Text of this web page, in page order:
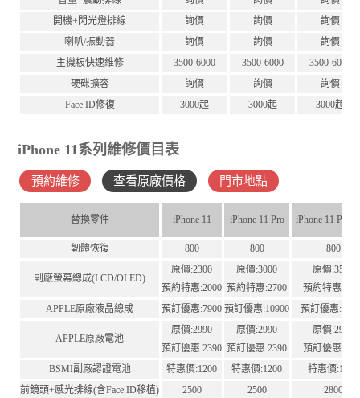
開機+閃光燈排線
詢價 詢價
詢價
喇叭/振動器
詢價 詢價
詢價
主機板快速維修
3500-6000 3500-6000
3500-6000
硬碟擴容
詢價 詢價
詢價
Face ID修復
3000起 3000起 3000起
iPhone 11系列維修價目表
預約維修 查看原廠價格 門市地點
替換零件 iPhone 11 iPhone 11 Pro iPhone 11 Pro
韌體恢復 800 800 800
副廠螢幕總成(LCD/OLED)
原價:2300
預約特惠:2000
原價:3000
預約特惠:2700
原價:3500
預約特惠
APPLE原廠液晶總成
預訂優惠:7900 預訂優惠:10900 預訂優惠
APPLE原廠電池
原價:2990
預訂優惠:2390
原價:2990
預訂優惠:2390
原價:2990
預訂優惠
BSMI副廠認證電池
特惠價:1200 特惠價:1200
特惠價:1200
前鏡頭+感光排線(含Face ID移植)
2500 2500
2800